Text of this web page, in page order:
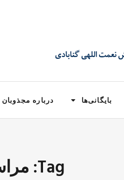
بایگانی‌ها درباره مجذوبان
Tag: مراسم عید غدیر